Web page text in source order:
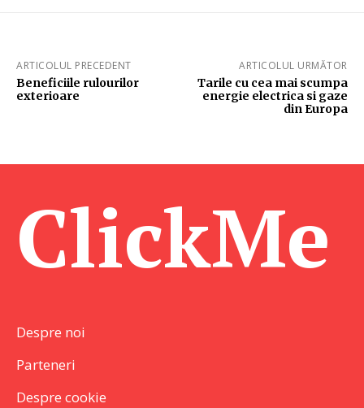
ARTICOLUL PRECEDENT
Beneficiile rulourilor
exterioare
ARTICOLUL URMĂTOR
Tarile cu cea mai scumpa
energie electrica si gaze
din Europa
ClickMe
Despre noi
Parteneri
Despre cookie